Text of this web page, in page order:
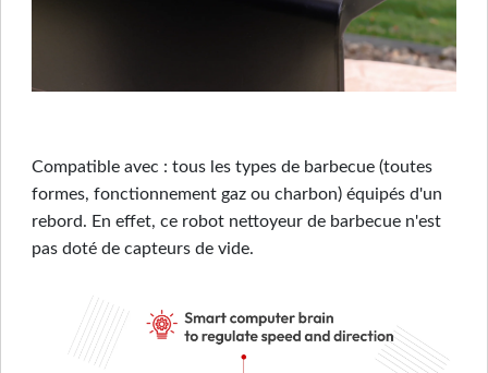
Compatible avec : tous les types de barbecue (toutes
formes, fonctionnement gaz ou charbon) équipés d'un
rebord. En effet, ce robot nettoyeur de barbecue n'est
pas doté de capteurs de vide.